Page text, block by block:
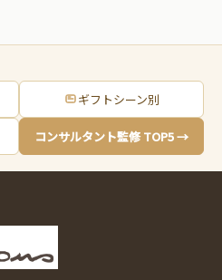
ギフトシーン別
コンサルタント監修 TOP5 →